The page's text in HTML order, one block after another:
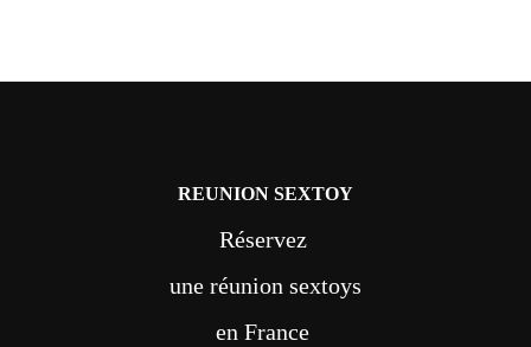
REUNION SEXTOY
Réservez
une réunion sextoys
en France